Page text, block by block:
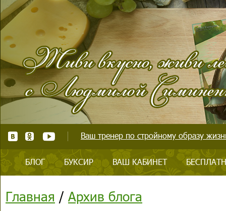
Ваш тренер по стройному образу
БЛОГ БУКСИР ВАШ КАБИНЕТ
Главная / Архив блога